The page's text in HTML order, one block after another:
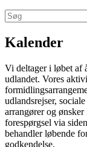
Kalender
Vi deltager i løbet af
udlandet. Vores
udlandsrejser,
arrangører og ønsker
forespørgsel via
behandler løbende
godkendelse.